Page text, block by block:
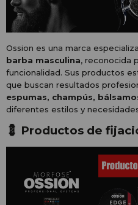
Ossion es una marca
barba masculina, reconocida
funcionalidad. Sus productos
que buscan resultados
espumas, champús,
diferentes estilos y
💈 Productos de